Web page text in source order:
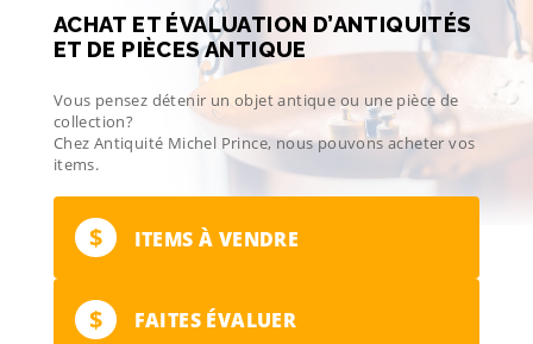
ACHAT ET ÉVALUATION D’ANTIQUITÉS
ET DE PIÈCES ANTIQUE
Vous pensez détenir un objet antique ou une pièce de
collection?
Chez Antiquité Michel Prince, nous pouvons acheter vos
items.
$ ITEMS À VENDRE
$ FAITES ÉVALUER